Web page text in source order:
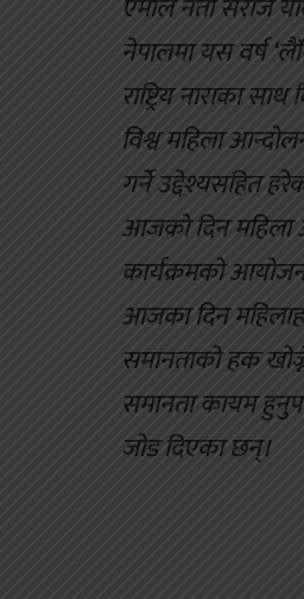
नेपालमा यस वर्ष
राष्ट्रिय नाराका
विश्व महिला
गर्ने उद्देश्यसहित
आजको दिन महिला
कार्यक्रमको
आजका दिन
समानताको हक
समानता कायम
जोड दिएका छन्।